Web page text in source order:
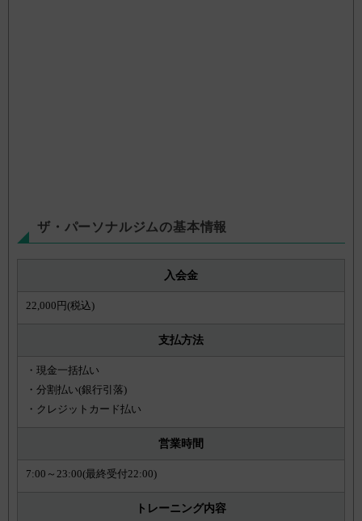
ザ・パーソナルジムの基本情報
入会金
22,000円(税込)
支払方法
・現金一括払い
・分割払い(銀行引落)
・クレジットカード払い
営業時間
7:00～23:00(最終受付22:00)
トレーニング内容